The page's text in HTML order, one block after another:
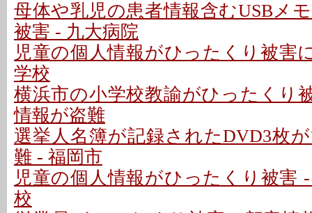
母体や乳児の患者情報含むUSBメ
被害 - 九大病院
児童の個人情報がひったくり被害
学校
横浜市の小学校教諭がひったくり
情報が盗難
選挙人名簿が記録されたDVD3枚
難 - 福岡市
児童の個人情報がひったくり被害
校